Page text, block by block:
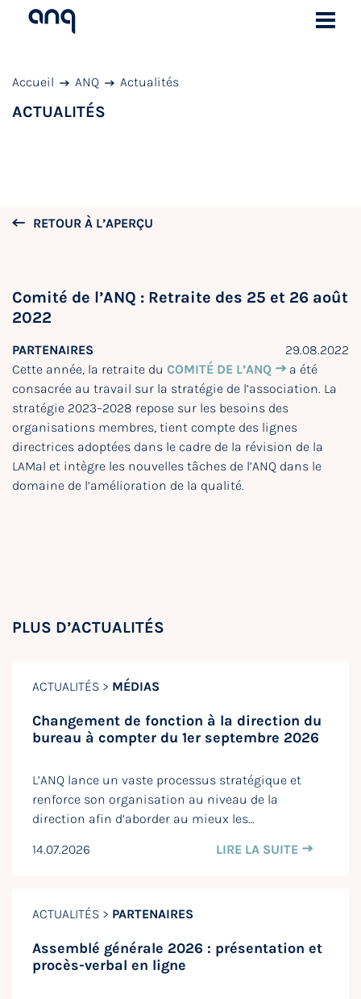
Accueil ANQ Actualités
ACTUALITÉS
RETOUR À L’APERÇU
Comité de l’ANQ : Retraite des 25 et 26 août
2022
PARTENAIRES
29.08.2022
Cette année, la retraite du COMITÉ DE L’ANQ
a été
consacrée au travail sur la stratégie de l’association. La
stratégie 2023–2028 repose sur les besoins des
organisations membres, tient compte des lignes
directrices adoptées dans le cadre de la révision de la
LAMal et intègre les nouvelles tâches de l’ANQ dans le
domaine de l’amélioration de la qualité.
PLUS D’ACTUALITÉS
ACTUALITÉS > MÉDIAS
Changement de fonction à la direction du
bureau à compter du 1er septembre 2026
L’ANQ lance un vaste processus stratégique et
renforce son organisation au niveau de la
direction afin d’aborder au mieux les…
14.07.2026
LIRE LA SUITE
ACTUALITÉS > PARTENAIRES
Assemblé générale 2026 : présentation et
procès-verbal en ligne